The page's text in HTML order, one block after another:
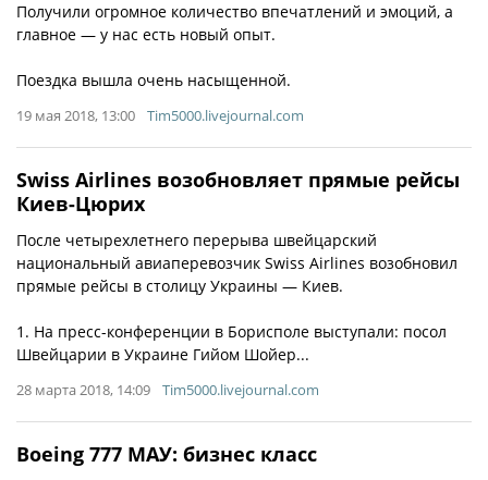
Получили огромное количество впечатлений и эмоций, а
главное — у нас есть новый опыт.
Поездка вышла очень насыщенной.
19 мая 2018, 13:00 Tim5000.livejournal.com
Swiss Airlines возобновляет прямые рейсы
Киев-Цюрих
После четырехлетнего перерыва швейцарский
национальный авиаперевозчик Swiss Airlines возобновил
прямые рейсы в столицу Украины — Киев.
1. На пресс-конференции в Борисполе выступали: посол
Швейцарии в Украине Гийом Шойер...
28 марта 2018, 14:09 Tim5000.livejournal.com
Boeing 777 МАУ: бизнес класс